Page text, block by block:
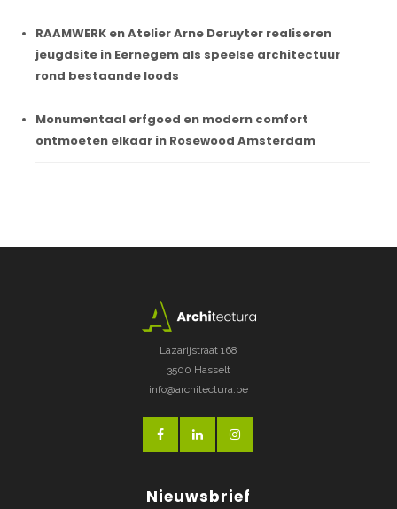
RAAMWERK en Atelier Arne Deruyter realiseren
jeugdsite in Eernegem als speelse architectuur
rond bestaande loods
Monumentaal erfgoed en modern comfort
ontmoeten elkaar in Rosewood Amsterdam
Lazarijstraat 168
3500 Hasselt
info@architectura.be
Nieuwsbrief